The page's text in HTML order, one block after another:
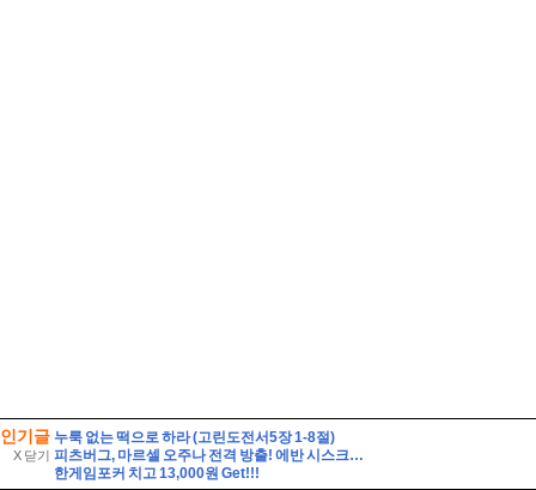
인기글
X 닫기
누룩 없는 떡으로 하라 (고린도전서5장 1-8절)
피츠버그, 마르셀 오주나 전격 방출! 에반 시스크 복귀·로니 사이먼 콜업
한게임포커 치고 13,000원 Get!!!